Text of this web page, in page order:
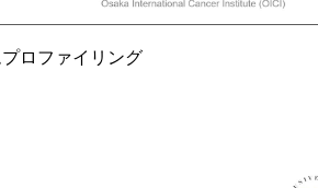
ロファイリング